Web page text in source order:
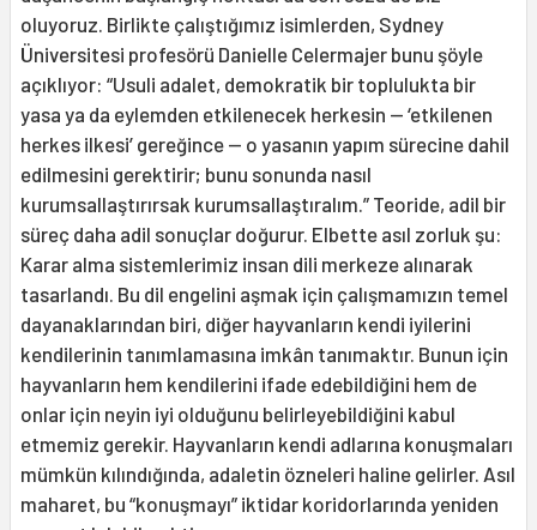
oluyoruz. Birlikte çalıştığımız isimlerden, Sydney
Üniversitesi profesörü Danielle Celermajer bunu şöyle
açıklıyor: “Usuli adalet, demokratik bir toplulukta bir
yasa ya da eylemden etkilenecek herkesin — ‘etkilenen
herkes ilkesi’ gereğince — o yasanın yapım sürecine dahil
edilmesini gerektirir; bunu sonunda nasıl
kurumsallaştırırsak kurumsallaştıralım.” Teoride, adil bir
süreç daha adil sonuçlar doğurur. Elbette asıl zorluk şu:
Karar alma sistemlerimiz insan dili merkeze alınarak
tasarlandı. Bu dil engelini aşmak için çalışmamızın temel
dayanaklarından biri, diğer hayvanların kendi iyilerini
kendilerinin tanımlamasına imkân tanımaktır. Bunun için
hayvanların hem kendilerini ifade edebildiğini hem de
onlar için neyin iyi olduğunu belirleyebildiğini kabul
etmemiz gerekir. Hayvanların kendi adlarına konuşmaları
mümkün kılındığında, adaletin özneleri haline gelirler. Asıl
maharet, bu “konuşmayı” iktidar koridorlarında yeniden